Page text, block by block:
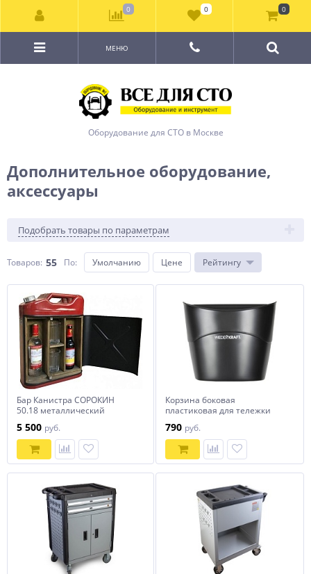
Оборудование для СТО в Москве
МЕНЮ
Дополнительное оборудование,
аксессуары
Подобрать товары по параметрам
Товаров: 55 По: Умолчанию Цене Рейтингу
Бар Канистра СОРОКИН
50.18 металлический
5 500 руб.
Корзина боковая
пластиковая для тележки
790 руб.
0 0 0